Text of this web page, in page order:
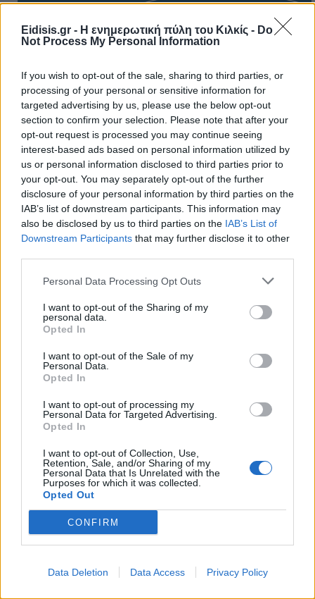
Eidisis.gr - Η ενημερωτική πύλη του Κιλκίς - Do
Not Process My Personal Information
If you wish to opt-out of the sale, sharing to third parties, or
processing of your personal or sensitive information for
targeted advertising by us, please use the below opt-out
section to confirm your selection. Please note that after your
opt-out request is processed you may continue seeing
interest-based ads based on personal information utilized by
us or personal information disclosed to third parties prior to
your opt-out. You may separately opt-out of the further
disclosure of your personal information by third parties on the
IAB’s list of downstream participants. This information may
also be disclosed by us to third parties on the IAB’s List of
Downstream Participants that may further disclose it to other
Personal Data Processing Opt Outs
I want to opt-out of the Sharing of my
personal data.
Opted In
I want to opt-out of the Sale of my
Personal Data.
Opted In
I want to opt-out of processing my
Personal Data for Targeted Advertising.
Opted In
I want to opt-out of Collection, Use,
Retention, Sale, and/or Sharing of my
Personal Data that Is Unrelated with the
Purposes for which it was collected.
Opted Out
CONFIRM
Data Deletion Data Access Privacy Policy
Πρωινή
Πρωινή 5-8-2026